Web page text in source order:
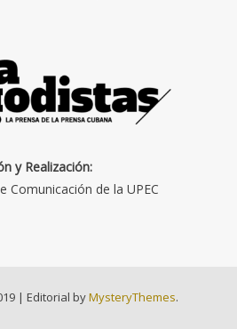
y Realización:
Comunicación de la UPEC
| Editorial byMysteryThemes.